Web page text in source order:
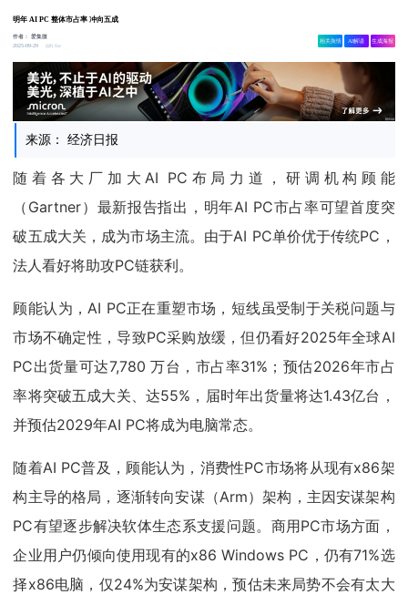
明年 AI PC 整体市占率 冲向五成
作者：爱集微
2025-09-29
6.6w
相关舆情 AI解读 生成海报
来源： 经济日报
随着各大厂加大AI PC布局力道，研调机构顾能
（Gartner）最新报告指出，明年AI PC市占率可望首度突
破五成大关，成为市场主流。由于AI PC单价优于传统PC，
法人看好将助攻PC链获利。
顾能认为，AI PC正在重塑市场，短线虽受制于关税问题与
市场不确定性，导致PC采购放缓，但仍看好2025年全球AI
PC出货量可达7,780 万台，市占率31%；预估2026年市占
率将突破五成大关、达55%，届时年出货量将达1.43亿台，
并预估2029年AI PC将成为电脑常态。
随着AI PC普及，顾能认为，消费性PC市场将从现有x86架
构主导的格局，逐渐转向安谋（Arm）架构，主因安谋架构
PC有望逐步解决软体生态系支援问题。商用PC市场方面，
企业用户仍倾向使用现有的x86 Windows PC，仍有71%选
择x86电脑，仅24%为安谋架构，预估未来局势不会有太大